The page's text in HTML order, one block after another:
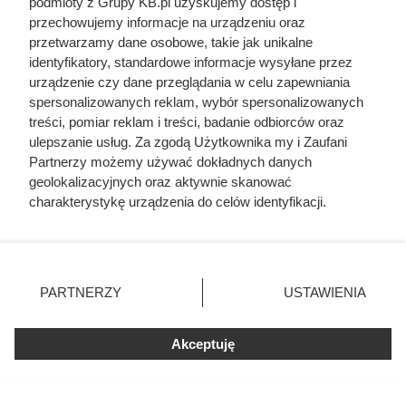
porady na temat jej budowy w ogrodzie, fot. naka
Opublikowano:07.08.2026
Autor:Ludwika Wykurz
Drukuj
Udostępnij
Studnia chłonna to jeden z ważnych elementów
chłonnej? Kiedy najlepiej ją założyć i na co zwrócić
przechowujemy informacje na urządzeniu oraz
przetwarzamy dane osobowe, takie jak unikalne
identyfikatory, standardowe informacje wysyłane przez
urządzenie czy dane przeglądania w celu zapewniania
spersonalizowanych reklam, wybór spersonalizowanych
treści, pomiar reklam i treści, badanie odbiorców oraz
ulepszanie usług. Za zgodą Użytkownika my i Zaufani
Partnerzy możemy używać dokładnych danych
geolokalizacyjnych oraz aktywnie skanować
charakterystykę urządzenia do celów identyfikacji.
zmienić/wycofać klikając przycisk ustawień prywatności
znajdujący się w lewym dolnym rogu strony. Niektóre
użytkownika, ale masz prawo sprzeciwić się takiemu
przetwarzaniu. Preferencje będą miały zastosowania tylko
PARTNERZY USTAWIENIA
Akceptuję